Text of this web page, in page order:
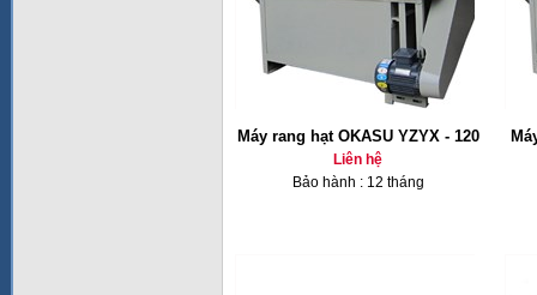
Máy rang hạt OKASU YZYX - 120
Liên hệ
Bảo hành : 12 tháng